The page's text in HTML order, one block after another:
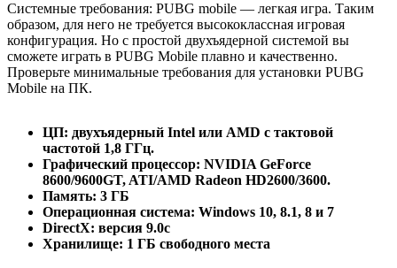
Системные требования: PUBG mobile — легкая игра. Таким
образом, для него не требуется высококлассная игровая
конфигурация. Но с простой двухъядерной системой вы
сможете играть в PUBG Mobile плавно и качественно.
Проверьте минимальные требования для установки PUBG
Mobile на ПК.
ЦП: двухъядерный Intel или AMD с тактовой
частотой 1,8 ГГц.
Графический процессор: NVIDIA GeForce
8600/9600GT, ATI/AMD Radeon HD2600/3600.
Память: 3 ГБ
Операционная система: Windows 10, 8.1, 8 и 7
DirectX: версия 9.0c
Хранилище: 1 ГБ свободного места